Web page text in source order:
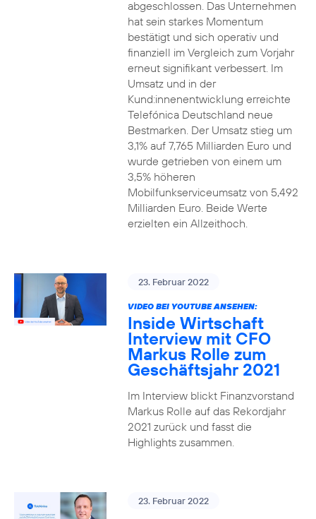
abgeschlossen. Das Unternehmen
hat sein starkes Momentum
bestätigt und sich operativ und
finanziell im Vergleich zum Vorjahr
erneut signifikant verbessert. Im
Umsatz und in der
Kund:innenentwicklung erreichte
Telefónica Deutschland neue
Bestmarken. Der Umsatz stieg um
3,1% auf 7,765 Milliarden Euro und
wurde getrieben von einem um
3,5% höheren
Mobilfunkserviceumsatz von 5,492
Milliarden Euro. Beide Werte
erzielten ein Allzeithoch.
23. Februar 2022
VIDEO BEI YOUTUBE ANSEHEN:
Inside Wirtschaft
Interview mit CFO
Markus Rolle zum
Geschäftsjahr 2021
Im Interview blickt Finanzvorstand
Markus Rolle auf das Rekordjahr
2021 zurück und fasst die
Highlights zusammen.
23. Februar 2022